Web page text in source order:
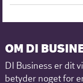
OM DI
DI Business er dit
betyder noget for